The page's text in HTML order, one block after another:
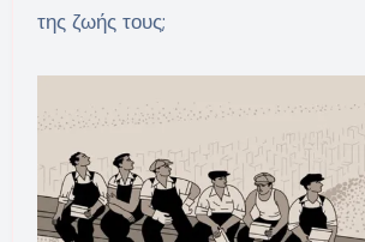
της ζωής τους;